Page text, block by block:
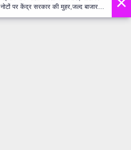
नोटों पर केंद्र सरकार की मुहर,जल्द बाजार में
दिखेंगे प्लास्टिक के ₹10 और ₹20 के नोट -